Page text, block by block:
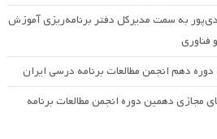
به سمت مدیرکل دفتر برنامه‌ریزی آموزش
فناوری
دهم انجمن مطالعات برنامه درسی ایران
مجازی دهمین دوره انجمن مطالعات برنامه